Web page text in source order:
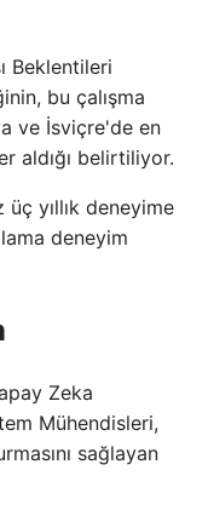
Beklentileri
bu çalışma
ve İsviçre'de en
aldığı belirtiliyor.
yıllık deneyime
deneyim
Zeka
Mühendisleri,
sağlayan